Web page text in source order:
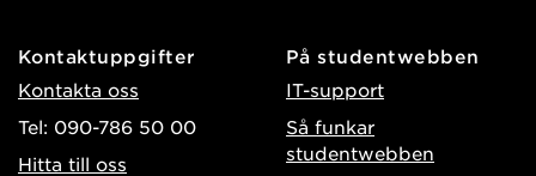
Kontaktuppgifter
Kontakta oss
Tel: 090-786 50 00
Hitta till oss
På studentwebben
IT-support
Så funkar
studentwebben